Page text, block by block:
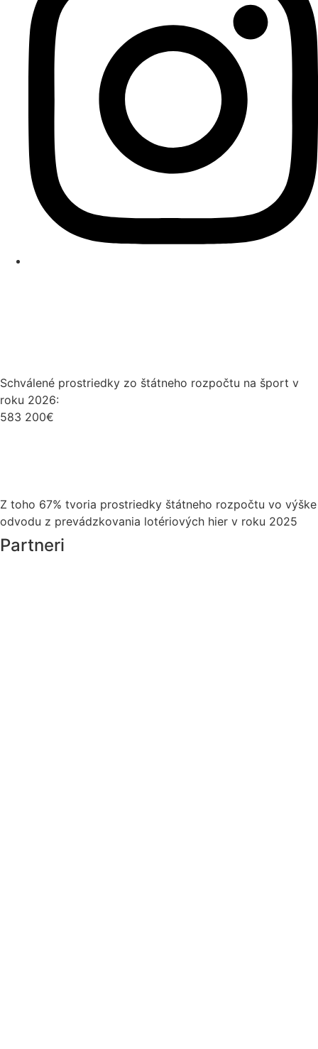
Schválené prostriedky zo štátneho rozpočtu na šport v
roku 2026:
583 200€
Z toho 67% tvoria prostriedky štátneho rozpočtu vo výške
odvodu z prevádzkovania lotériových hier v roku 2025
Partneri